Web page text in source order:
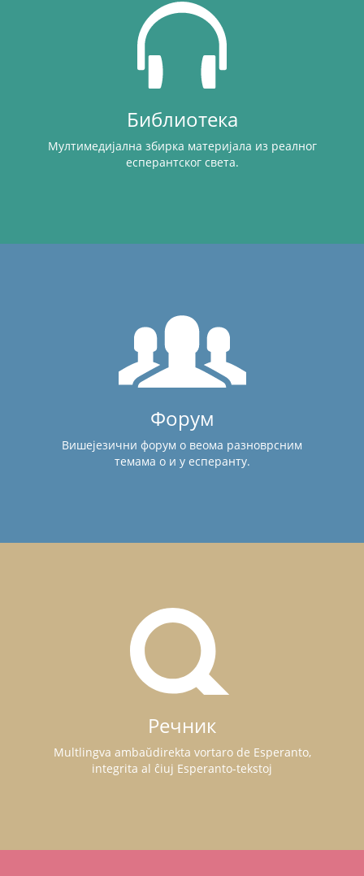
Библиотека
Мултимедијална збирка материјала из реалног
есперантског света.
Форум
Вишејезични форум о веома разноврсним
темама о и у есперанту.
Речник
Multlingva ambaŭdirekta vortaro de Esperanto,
integrita al ĉiuj Esperanto-tekstoj